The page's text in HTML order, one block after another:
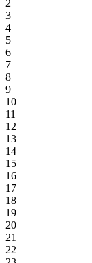
2
3
4
5
6
7
8
9
10
11
12
13
14
15
16
17
18
19
20
21
22